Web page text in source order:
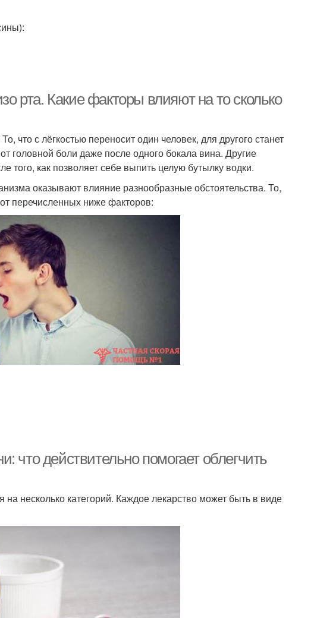
рта. Какие факторы влияют на то сколько
что с лёгкостью переносит один человек, для другого станет
боли даже после одного бокала вина. Другие
того, как позволяет себе выпить целую бутылку водки.
оказывают влияние разнообразные обстоятельства. То,
перечисленных ниже факторов:
что действительно помогает облегчить
несколько категорий. Каждое лекарство может быть в виде